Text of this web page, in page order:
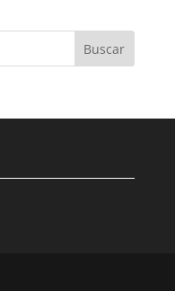
Buscar